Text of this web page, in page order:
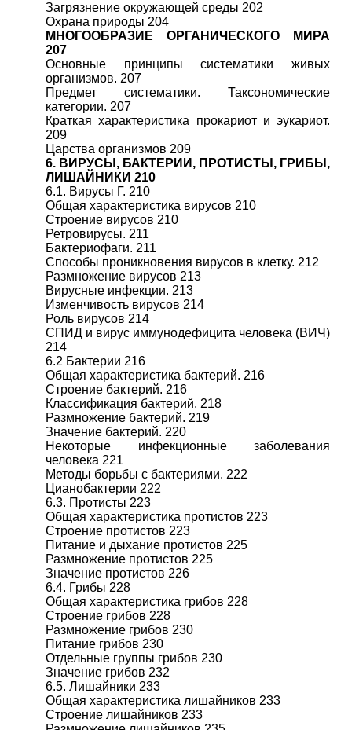
Загрязнение окружающей среды 202
Охрана природы 204
МНОГООБРАЗИЕ ОРГАНИЧЕСКОГО МИРА
207
Основные принципы систематики живых
организмов. 207
Предмет систематики. Таксономические
категории. 207
Краткая характеристика прокариот и эукариот.
209
Царства организмов 209
6. ВИРУСЫ, БАКТЕРИИ, ПРОТИСТЫ, ГРИБЫ,
ЛИШАЙНИКИ 210
6.1. Вирусы Г. 210
Общая характеристика вирусов 210
Строение вирусов 210
Ретровирусы. 211
Бактериофаги. 211
Способы проникновения вирусов в клетку. 212
Размножение вирусов 213
Вирусные инфекции. 213
Изменчивость вирусов 214
Роль вирусов 214
СПИД и вирус иммунодефицита человека (ВИЧ)
214
6.2 Бактерии 216
Общая характеристика бактерий. 216
Строение бактерий. 216
Классификация бактерий. 218
Размножение бактерий. 219
Значение бактерий. 220
Некоторые инфекционные заболевания
человека 221
Методы борьбы с бактериями. 222
Цианобактерии 222
6.3. Протисты 223
Общая характеристика протистов 223
Строение протистов 223
Питание и дыхание протистов 225
Размножение протистов 225
Значение протистов 226
6.4. Грибы 228
Общая характеристика грибов 228
Строение грибов 228
Размножение грибов 230
Питание грибов 230
Отдельные группы грибов 230
Значение грибов 232
6.5. Лишайники 233
Общая характеристика лишайников 233
Строение лишайников 233